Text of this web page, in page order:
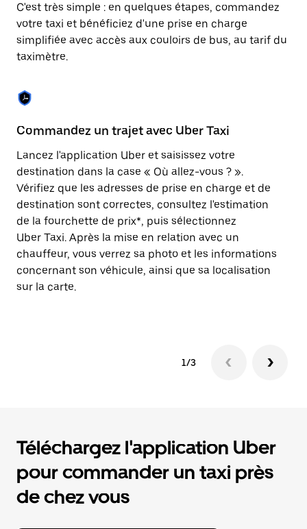
une
date.
Appuyez
sur
la
pour
fermer
calendrier.
C'est très simple : en quelques étapes, commandez
votre taxi et bénéficiez d'une prise en charge
simplifiée avec accès aux couloirs de bus, au tarif du
taximètre.
Commandez un trajet avec Uber Taxi
Lancez l'application Uber et saisissez votre
destination dans la case « Où allez-vous ? ».
Vérifiez que les adresses de prise en charge et de
destination sont correctes, consultez l'estimation
de la fourchette de prix*, puis sélectionnez
Uber Taxi. Après la mise en relation avec un
chauffeur, vous verrez sa photo et les informations
concernant son véhicule, ainsi que sa localisation
sur la carte.
1/3
Téléchargez l'application Uber
pour commander un taxi près
de chez vous